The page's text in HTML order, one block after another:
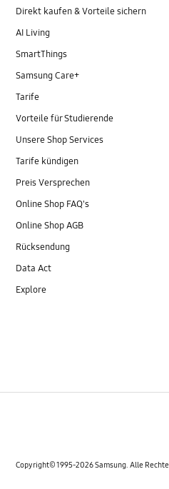
Direkt kaufen & Vorteile sichern
AI Living
SmartThings
Samsung Care+
Tarife
Vorteile für Studierende
Unsere Shop Services
Tarife kündigen
Preis Versprechen
Online Shop FAQ's
Online Shop AGB
Rücksendung
Data Act
Explore
Copyright© 1995-2026 Samsung. Alle